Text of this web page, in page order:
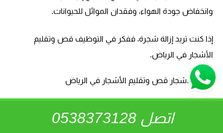
وانخفاض جودة الهواء، وفقدان الموائل للحيوانات.
إذا كنت تريد إزالة شجرة، ففكر في التوظيف قص وتقليم
الأشجار في الرياض.
تقليم الاشجار قص وتقليم الأشجار في الرياض
وتشكيل أشجارك للحفاظ على مظهرها الجيد ومنعها من النمو
اتصل 0538373128